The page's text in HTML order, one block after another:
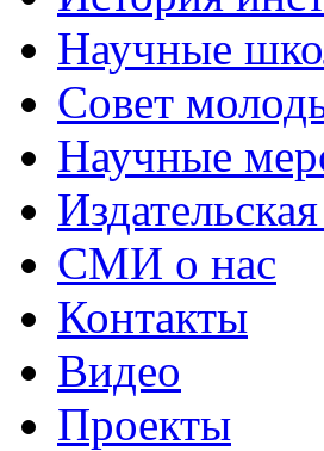
Научные
Совет
Научные
СМИ о нас
Контакты
Видео
Проекты